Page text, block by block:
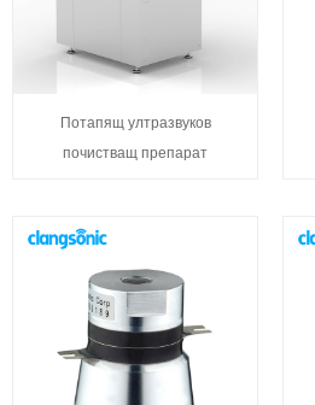
Потапящ ултразвуков
почистващ препарат